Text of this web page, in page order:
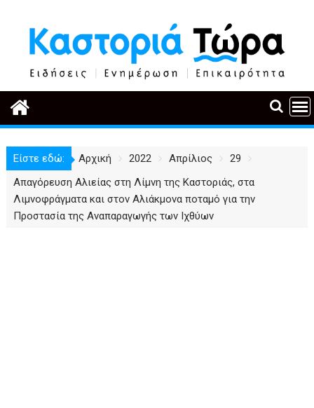
περιεχόμενο
Είστε εδώ: Αρχική 2022 Απρίλιος
29
Απαγόρευση Αλιείας στη Λίμνη της Καστοριάς, στα
Λιμνοφράγματα και στον Αλιάκμονα ποταμό για την
Προστασία της Αναπαραγωγής των Ιχθύων